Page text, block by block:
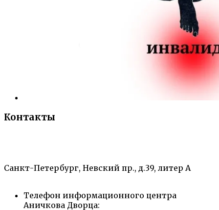
Контакты
Санкт-Петербург, Невский пр., д.39, литер А
Телефон информационного центра
Аничкова Дворца: